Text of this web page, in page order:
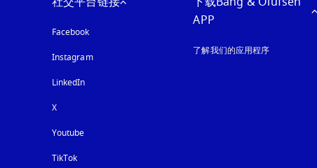
Facebook
Instagram在新选项卡中打开
LinkedIn
X
Youtube
TikTok
APP
了解我们的应用程序